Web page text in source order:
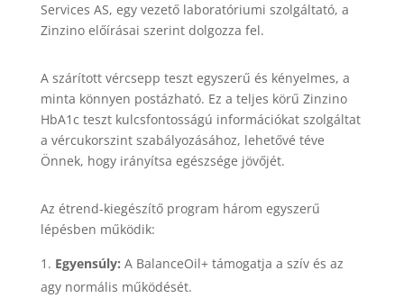
Services AS, egy vezető laboratóriumi szolgáltató, a
Zinzino előírásai szerint dolgozza fel.
A szárított vércsepp teszt egyszerű és kényelmes, a
minta könnyen postázható. Ez a teljes körű Zinzino
HbA1c teszt kulcsfontosságú információkat szolgáltat
a vércukorszint szabályozásához, lehetővé téve
Önnek, hogy irányítsa egészsége jövőjét.
Az étrend-kiegészítő program három egyszerű
lépésben működik:
Egyensúly: A BalanceOil+ támogatja a szív és az
agy normális működését.